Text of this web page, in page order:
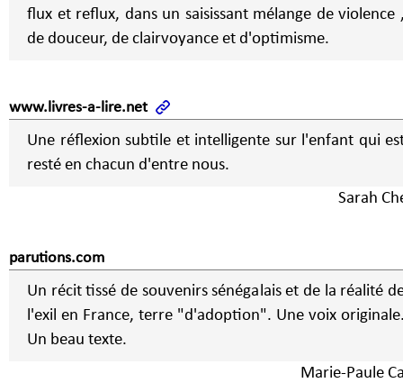
flux et reflux, dans un saisissant mélange de violence
de douceur, de clairvoyance et d'optimisme.
www.livres-a-lire.net
Une réflexion subtile et intelligente sur l'enfant qui
resté en chacun d'entre nous.
Sarah
parutions.com
Un récit tissé de souvenirs sénégalais et de la réalité
l'exil en France, terre "d'adoption". Une voix
Un beau texte.
Marie-Paule